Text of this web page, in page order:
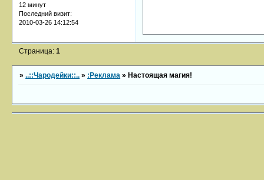
12 минут
Последний визит:
2010-03-26 14:12:54
Страница:1
»..::Чародейки::.. » :Реклама » Настоящая магия!